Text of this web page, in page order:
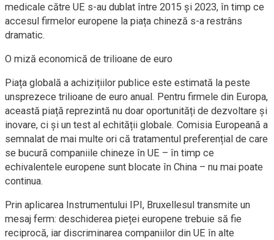
medicale către UE s-au dublat între 2015 și 2023, în timp ce
accesul firmelor europene la piața chineză s-a restrâns
dramatic.
O miză economică de trilioane de euro
Piața globală a achizițiilor publice este estimată la peste
unsprezece trilioane de euro anual. Pentru firmele din Europa,
această piață reprezintă nu doar oportunități de dezvoltare și
inovare, ci și un test al echității globale. Comisia Europeană a
semnalat de mai multe ori că tratamentul preferențial de care
se bucură companiile chineze în UE – în timp ce
echivalentele europene sunt blocate în China – nu mai poate
continua.
Prin aplicarea Instrumentului IPI, Bruxellesul transmite un
mesaj ferm: deschiderea pieței europene trebuie să fie
reciprocă, iar discriminarea companiilor din UE în alte